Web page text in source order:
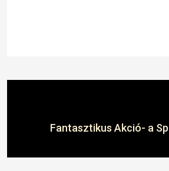
Fantasztikus Akció- a